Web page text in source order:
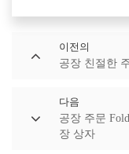
이전의
공장 친절한
다음
공장 주문
장 상자